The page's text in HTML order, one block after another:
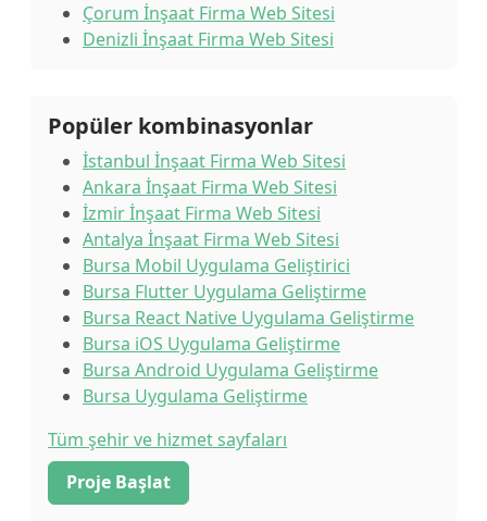
Çorum İnşaat Firma Web Sitesi
Denizli İnşaat Firma Web Sitesi
Popüler kombinasyonlar
İstanbul İnşaat Firma Web Sitesi
Ankara İnşaat Firma Web Sitesi
İzmir İnşaat Firma Web Sitesi
Antalya İnşaat Firma Web Sitesi
Bursa Mobil Uygulama Geliştirici
Bursa Flutter Uygulama Geliştirme
Bursa React Native Uygulama Geliştirme
Bursa iOS Uygulama Geliştirme
Bursa Android Uygulama Geliştirme
Bursa Uygulama Geliştirme
Tüm şehir ve hizmet sayfaları
Proje Başlat